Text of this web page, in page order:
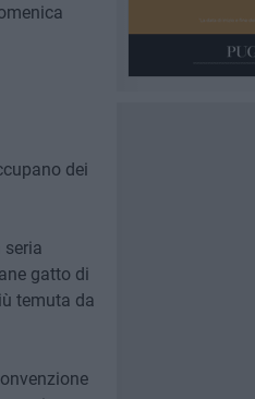
dei
seria
gatto di
temuta da